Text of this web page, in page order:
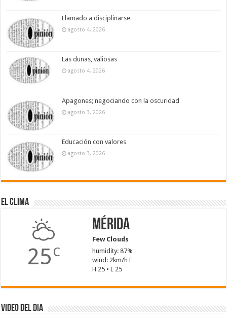
Llamado a disciplinarse
agosto 4, 2026
Las dunas, valiosas
agosto 4, 2026
Apagones; negociando con la oscuridad
agosto 3, 2026
Educación con valores
agosto 3, 2026
El Clima
25 C
Mérida
Few Clouds
humidity: 87%
wind: 2km/h E
H 25 • L 25
Video del dia